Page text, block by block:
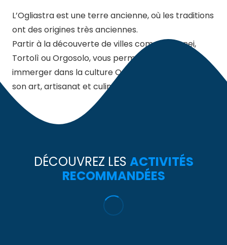
L’Ogliastra est une terre ancienne, où les traditions
ont des origines très anciennes.
Partir à la découverte de villes comme Baunei,
Tortolì ou Orgosolo, vous permettra de vous
immerger dans la culture Ogliastra, et d’apprécier
son art, artisanat et culinaire traditions.
DÉCOUVREZ LES ACTIVITÉS
RECOMMANDÉES